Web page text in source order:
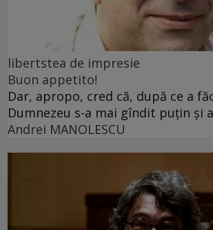
libertstea de impresie
Buon appetito!
Dar, apropo, cred că, după ce a
Dumnezeu s-a mai gîndit puțin și
Andrei MANOLESCU